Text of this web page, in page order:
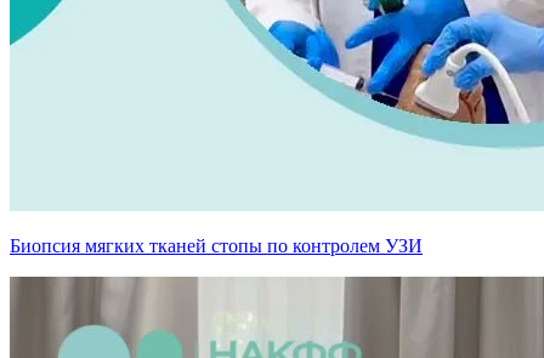
Биопсия мягких тканей стопы по контролем УЗИ